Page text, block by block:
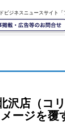
ビジネスニュースサイト「
沢店（コ
ージを覆